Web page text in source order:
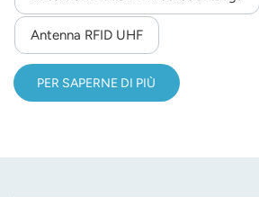
Antenna RFID UHF
PER SAPERNE DI PIÙ